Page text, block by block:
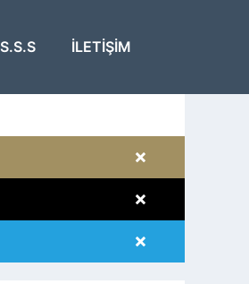
S.S.S İLETIŞIM
×
×
×